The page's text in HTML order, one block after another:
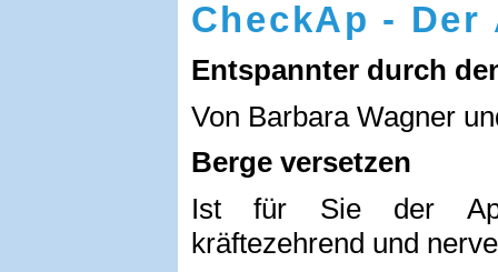
CheckAp - Der
Entspannter durch
Von Barbara Wagner
Berge versetzen
Ist für Sie der
kräftezehrend und